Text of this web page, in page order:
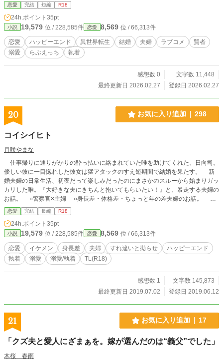
恋愛 完結 短編 R18
24h.ポイント 35pt
小説 19,579 位 / 228,585件 恋愛 8,569 位 / 66,313件
恋愛 ハッピーエンド 異世界転生 結婚 夫婦 ラブコメ
賢者
溺愛
らぶえっち 執着
感想数 0
文字数 11,448
最終更新日 2026.02.27
登録日 2026.02.27
20 お気に入り追加 298
コイシイヒト
月咲やまな
仕事帰りに通りがかりの酔っ払いに絡まれていた唯を助けてくれた、日向司。
優しい彼に一目惚れした彼女は猛アタックのすえ短期間で結婚を果たす。 新
婚夫婦の日常生活、初夜だって楽しみだったのにまさかのスルーから始まりガッ
カリした唯。『大好きな夫にきちんと抱いてもらいたい！』と、暴走する夫婦の
お話。 ○警察官×主婦 ○身長差・体格差・ちょっと年の差夫婦のお話。
【R18】作品ですのでご注意ください。 《お知らせ》 2020/02/15〜2/27：作
中の誤字脱字を修正中、一部ストーリーに影響のない範囲で文章の変更をしまし
た。
恋愛 完結 長編 R18
24h.ポイント 35pt
小説 19,579 位 / 228,585件 恋愛 8,569 位 / 66,313件
恋愛 イケメン 身長差 夫婦 すれ違いと拗らせ
ハッピーエンド
執着
溺愛 溺愛/執着 TL(R18)
感想数 1
文字数 145,873
最終更新日 2019.07.02
登録日 2019.06.12
21 お気に入り追加 17
「クズ夫と愛人にざまぁを。嫁が選んだのは“義父”でした」
木桜 春雨